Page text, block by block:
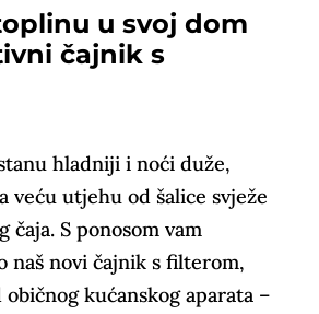
u svoj dom
čajnik s
hladniji i noći duže,
veću utjehu od šalice svježe
S ponosom vam
naš novi čajnik s filterom,
kućanskog aparata –